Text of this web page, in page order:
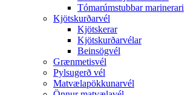
Tómarúmstubbar marinerari
Kjötskurðarvél
Kjötskerar
Kjötskurðarvélar
Beinsögvél
Grænmetisvél
Pylsugerð vél
Matvælapökkunarvél